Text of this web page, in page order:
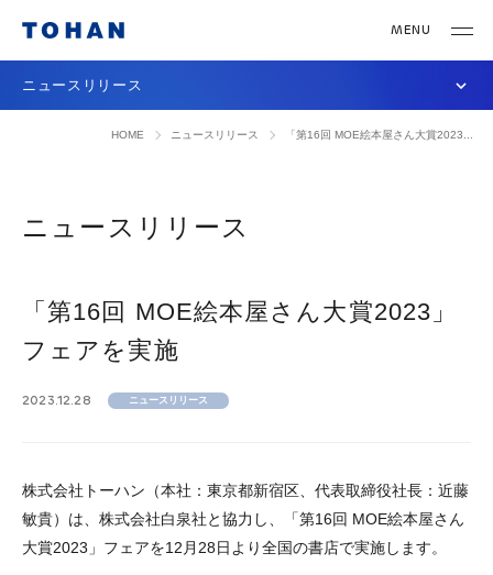
ニュースリリース
HOME ニュースリリース 「第16回 MOE絵本屋さん大賞2023...
ニュースリリース
「第16回 MOE絵本屋さん大賞2023」
フェアを実施
2023.12.28 ニュースリリース
株式会社トーハン（本社：東京都新宿区、代表取締役社長：近藤
敏貴）は、株式会社白泉社と協力し、「第16回 MOE絵本屋さん
大賞2023」フェアを12月28日より全国の書店で実施します。